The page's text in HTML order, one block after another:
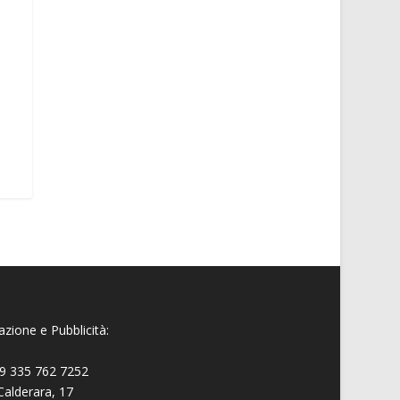
e Pubblicità:
335 762 7252
17